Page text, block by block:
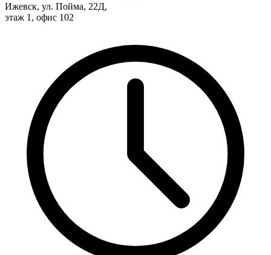
Ижевск, ул. Пойма, 22Д,
этаж 1, офис 102